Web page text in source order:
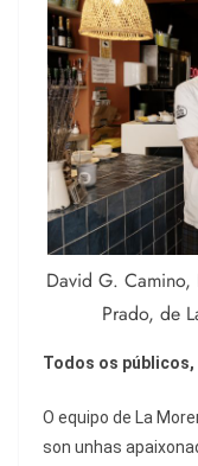
David G. Camino,
Prado, de
Todos os
O equipo de La
son unhas